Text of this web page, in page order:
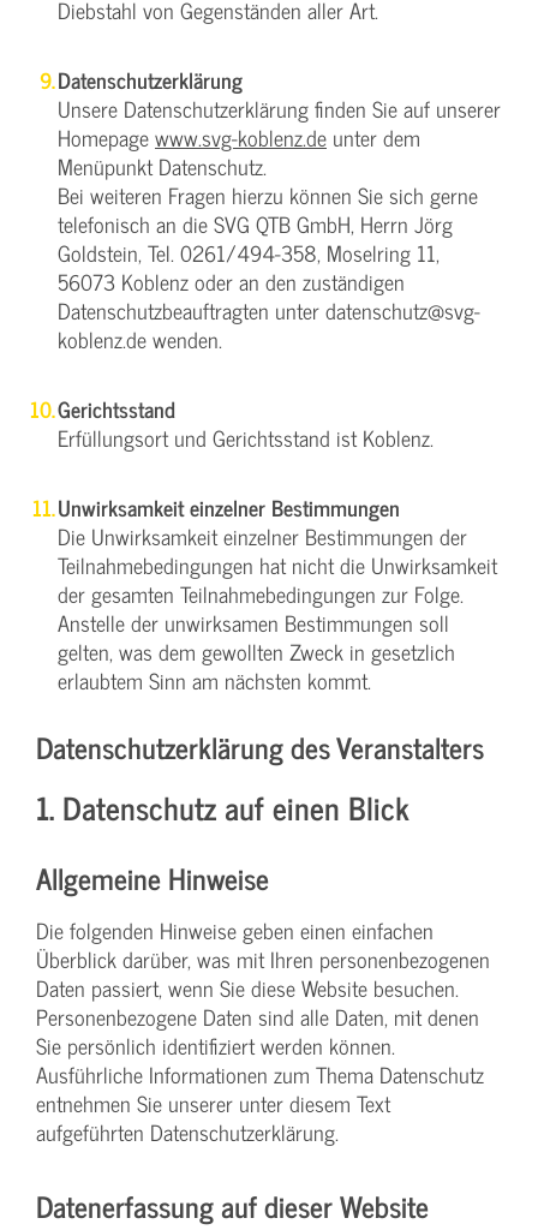
Diebstahl von Gegenständen aller Art.
Datenschutzerklärung
Unsere Datenschutzerklärung finden Sie auf unserer
Homepagewww.svg-koblenz.de unter dem
Menüpunkt Datenschutz.
Bei weiteren Fragen hierzu können Sie sich gerne
telefonisch an die SVG QTB GmbH, Herrn Jörg
Goldstein, Tel. 0261/494-358, Moselring 11,
56073 Koblenz oder an den zuständigen
Datenschutzbeauftragten unter datenschutz@svg-
koblenz.de wenden.
Gerichtsstand
Erfüllungsort und Gerichtsstand ist Koblenz.
Unwirksamkeit einzelner Bestimmungen
Die Unwirksamkeit einzelner Bestimmungen der
Teilnahmebedingungen hat nicht die Unwirksamkeit
der gesamten Teilnahmebedingungen zur Folge.
Anstelle der unwirksamen Bestimmungen soll
gelten, was dem gewollten Zweck in gesetzlich
erlaubtem Sinn am nächsten kommt.
Datenschutzerklärung des Veranstalters
1. Datenschutz auf einen Blick
Allgemeine Hinweise
Die folgenden Hinweise geben einen einfachen
Überblick darüber, was mit Ihren personenbezogenen
Daten passiert, wenn Sie diese Website besuchen.
Personenbezogene Daten sind alle Daten, mit denen
Sie persönlich identifiziert werden können.
Ausführliche Informationen zum Thema Datenschutz
entnehmen Sie unserer unter diesem Text
aufgeführten Datenschutzerklärung.
Datenerfassung auf dieser Website